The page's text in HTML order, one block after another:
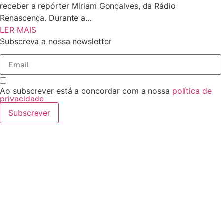
receber a repórter Miriam Gonçalves, da Rádio
Renascença. Durante a…
LER MAIS
Subscreva a nossa newsletter
Ao subscrever está a concordar com a nossa política de
privacidade
Subscrever